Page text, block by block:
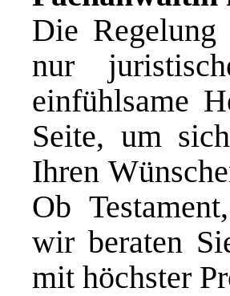
Die Regelung
nur
einfühlsame
Seite, um
Ihren
Ob
wir beraten
mit höchster